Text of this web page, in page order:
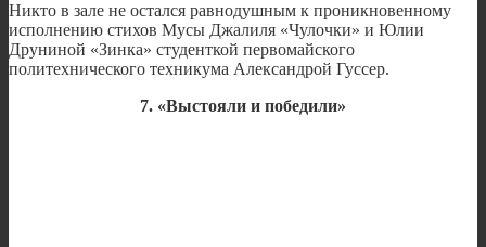
Никто в зале не остался равнодушным к проникновенному
исполнению стихов Мусы Джалиля «Чулочки» и Юлии
Друниной «Зинка» студенткой первомайского
политехнического техникума Александрой Гуссер.
7. «Выстояли и победили»